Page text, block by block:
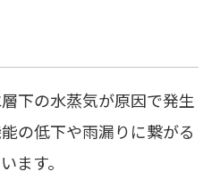
下の水蒸気が原因で発生
の低下や雨漏りに繋がる
ます。